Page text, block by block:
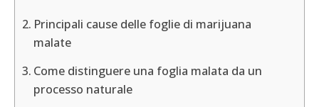
Principali cause delle foglie di marijuana
malate
Come distinguere una foglia malata da un
processo naturale